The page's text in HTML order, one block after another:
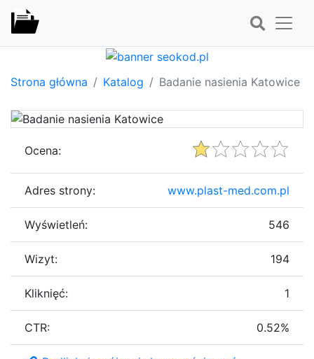
Strona główna Katalog Badanie nasienia Katowice
Ocena:
Adres strony: www.plast-med.com.pl
Wyświetleń: 546
Wizyt: 194
Kliknięć: 1
CTR: 0.52%